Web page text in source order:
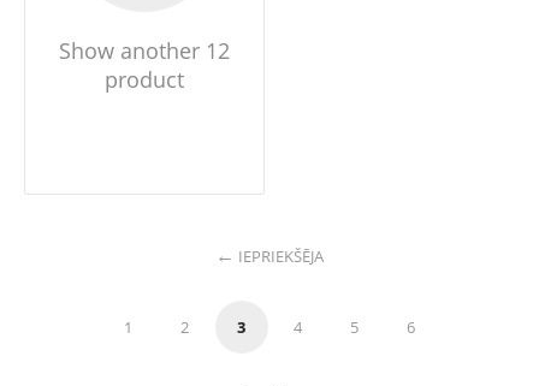
Show another 12
product
IEPRIEKŠĒJA
1 2 3 4 5 6